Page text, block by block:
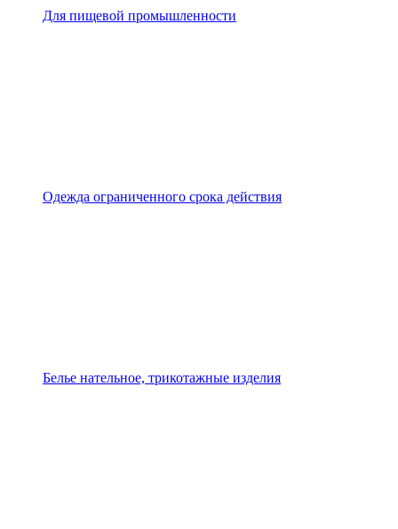
Для пищевой промышленности
Одежда ограниченного срока действия
Белье нательное, трикотажные изделия